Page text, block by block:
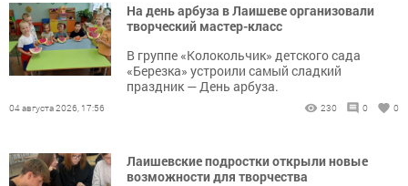
На день арбуза в Лаишеве организовали
творческий мастер-класс
В группе «Колокольчик» детского сада
«Березка» устроили самый сладкий
праздник — День арбуза.
04 августа 2026, 17:56 230 0 0
Лаишевские подростки открыли новые
возможности для творчества